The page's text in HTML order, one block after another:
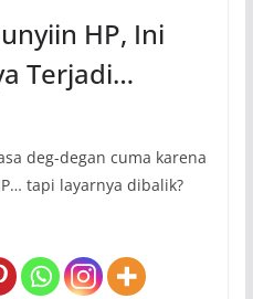
HP, Ini
Terjadi…
deg-degan cuma karena
tapi layarnya dibalik?